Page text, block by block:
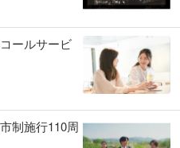
ールサービ
制施行110周